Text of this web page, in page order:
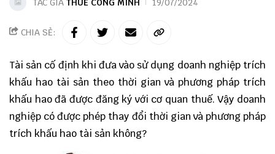
TÁC GIẢ THUẾ CÔNG MINH 19/07/2024
CHIA SẺ:
Tài sản cố định khi đưa vào sử dụng doanh nghiệp trích
khấu hao tài sản theo thời gian và phương pháp trích
khấu hao đã được đăng ký với cơ quan thuế. Vậy doanh
nghiệp có được phép thay đổi thời gian và phương pháp
trích khấu hao tài sản không?